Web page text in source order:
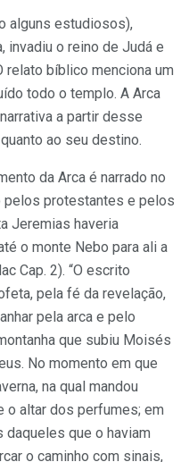
alguns estudiosos),
invadiu o reino de Judá e
relato bíblico menciona um
todo o templo. A Arca
a partir desse
ao seu destino.
da Arca é narrado no
pelos protestantes e pelos
Jeremias haveria
o monte Nebo para ali a
Cap. 2). “O escrito
pela fé da revelação,
pela arca e pelo
que subiu Moisés
No momento em que
na qual mandou
o altar dos perfumes; em
daqueles que o haviam
o caminho com sinais,